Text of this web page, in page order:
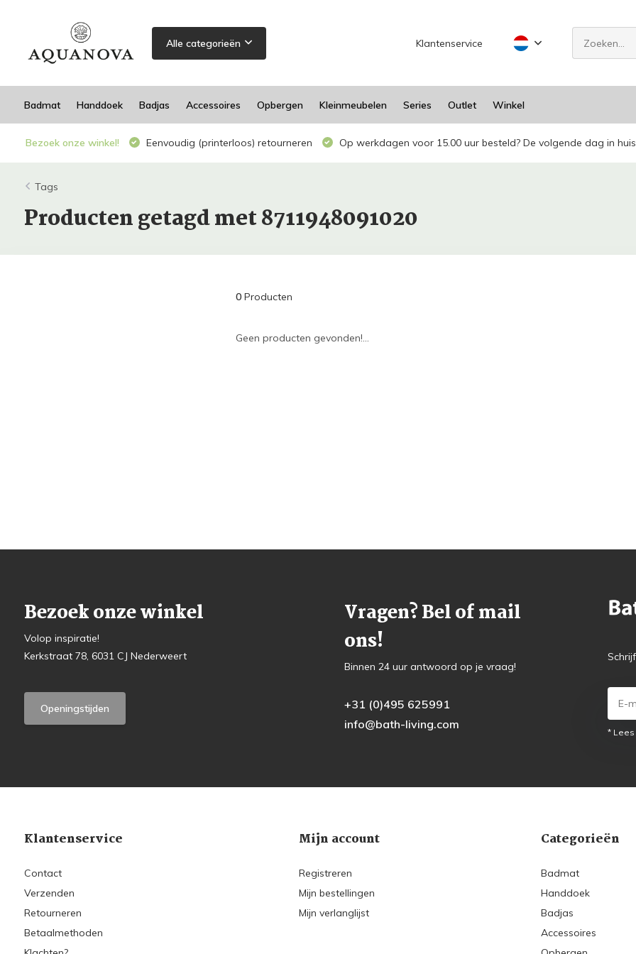
Alle categorieën Klantenservice
Badmat Handdoek Badjas Accessoires Opbergen Kleinmeubelen Series Outlet Winkel
Bezoek onze winkel! Eenvoudig (printerloos) retourneren Op werkdagen voor 15.00 uur besteld? De volgende dag in
Tags
Producten getagd met 8711948091020
0Producten
Geen producten gevonden!...
Bezoek onze winkel
Volop inspiratie!
Kerkstraat 78, 6031 CJ Nederweert
Openingstijden
Vragen? Bel of mail
ons!
Binnen 24 uur antwoord op je vraag!
+31 (0)495 625991
info@bath-living.com
*
Klantenservice
Contact
Verzenden
Retourneren
Betaalmethoden
Mijn account
Registreren
Mijn bestellingen
Mijn verlanglijst
Categorieën
Badmat
Handdoek
Badjas
Accessoires